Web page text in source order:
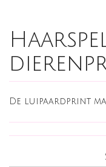
De luipaardprint